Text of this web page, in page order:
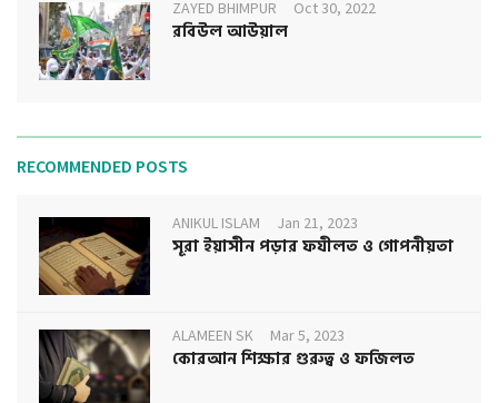
ZAYED BHIMPUR Oct 30, 2022
রবিউল আউয়াল
RECOMMENDED POSTS
ANIKUL ISLAM Jan 21, 2023
সূরা ইয়াসীন পড়ার ফযীলত ও গোপনীয়তা
ALAMEEN SK Mar 5, 2023
কোরআন শিক্ষার গুরুত্ব ও ফজিলত